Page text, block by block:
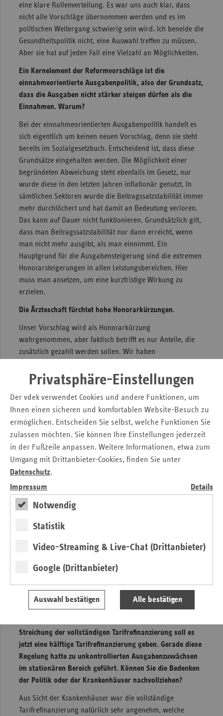
Privatsphäre-Einstellungen
Der vdek verwendet Cookies und andere Funktionen, um
Ihnen einen sicheren und komfortablen Website-Besuch zu
ermöglichen. Entscheiden Sie selbst, welche Funktionen Sie
zulassen möchten. Sie können Ihre Einstellungen jederzeit
in der Fußzeile anpassen. Weitere Informationen, etwa zum
Umgang mit Drittanbieter-Cookies, finden Sie unter
Datenschutz.
Impressum
Details
Notwendig
Statistik
Video-Streaming & Live-Chat (Drittanbieter)
Google (Drittanbieter)
Auswahl bestätigen Alle bestätigen
eine klare Rollenverteilung. Es war uns auch klar, dass
nicht alle Vorschläge übernommen werden und es im
politischen Weitergang schwierig sein wird. Ich beneide die
Gesundheitspolitik nicht, eine Auswahl treffen zu müssen.
Aber sie hat auf jeden Fall eine Vielzahl an Möglichkeiten.
Ein Kernelement der Reformvorschläge ist die
einnahmeorientierte Ausgabenpolitik, also der Grundsatz,
dass die Ausgaben nicht stärker steigen dürfen als die
Einnahmen. Warum?
Bei der einnahmeorientierten Ausgabenpolitik handelt es
sich eigentlich um keinen neuen Vorschlag, denn sie steht
bereits im Sozialgesetzbuch. Entscheidend ist, dass diese
Grundsätze eingehalten werden. Die Möglichkeit einer
begründeten Abweichung steht ebenfalls im Gesetz, nur
wurde diese in den letzten Jahren inflationär genutzt. In
sämtlichen Sektoren wurde die Beitragssatzstabilität immer
mehr durchlöchert und hat damit an Bedeutung verloren.
Das kann auf Dauer nicht funktionieren. Grundsätzlich gilt,
dass man Beitragssatzstabilität nur dann erreicht, wenn
man nicht mehr ausgibt, als man einnimmt. Ein
Hauptgrund für die Ausgabensteigerung sind die extremen
Honorarsteigerungen in allen Leistungsbereichen. Hier
muss man ansetzen, um eine kurzfristige Wirkung zu
erzielen.
Die Ärzteschaft fürchtet hohe Honorarkürzungen.
Unser Vorschlag wird als Honorarkürzung
wahrgenommen, aber faktisch betrifft es nur Anteile, die
zusätzlich gezahlt werden sollen. Wir haben
Steigerungen für die ärztlichen Leistungen liegen. Im
ambulanten Bereich betrifft das vor allem das
Terminservice- und Versorgungsgesetz, also die Zahlung
für schnellere Termine. Unsere Evaluation zeigt, dass dieses
Gesetz leider nicht wirkt, die Versicherten also keine
schnelleren Termine bekommen haben. Ein weiteres
Beispiel ist die Streichung der gesonderten Vergütung für
die Befüllung der elektronischen Patientenakte (ePA). Die
Tätigkeit ist mittlerweile weitgehend automatisiert und
Bereich hatten wir vorgeschlagen, die Mittel für
sogenannte pflegeentlastende Maßnahmen zu streichen,
Durchführung der Maßnahmen gezahlt werden. Das betrifft
häufig Tätigkeiten, die von Krankenhauspersonal
übernommen wird, was ohnehin schon durch das DRG-
System finanziert ist.
Im Krankenhausbereich wurde im Kabinettsentwurf das
grundsätzliche Prinzip der einnahmeorientierten
Ausgabenpolitik bei der Tarifrefinanzierung wieder
Streichung der vollständigen Tarifrefinanzierung soll es
jetzt eine hälftige Tarifrefinanzierung geben. Gerade diese
Regelung hatte zu unkontrollierten Ausgabenzuwächsen
im stationären Bereich geführt. Können Sie die Bedenken
der Politik oder der Krankenhäuser nachvollziehen?
Aus Sicht der Krankenhäuser war die vollständige
Tarifrefinanzierung natürlich sehr angenehm, welche